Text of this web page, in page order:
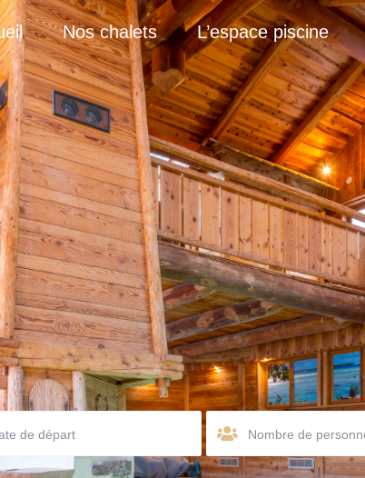
Nos chalets L’espace piscine
Nombre de